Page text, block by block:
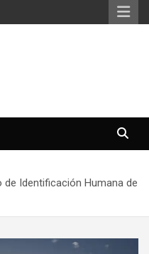
Identificación Humana de